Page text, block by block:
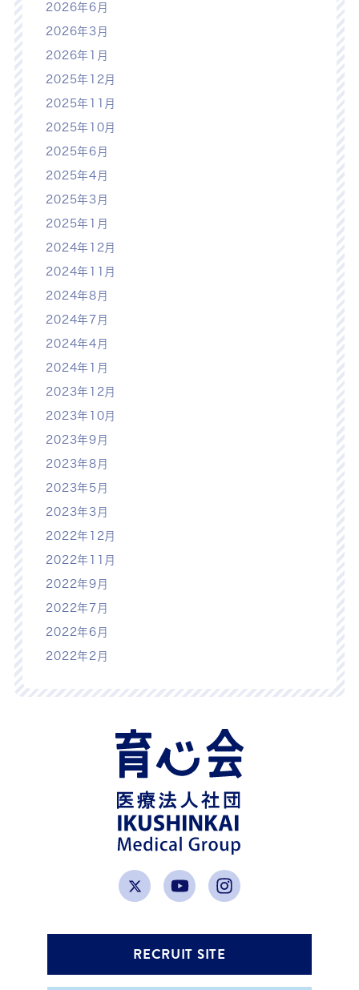
2026年6月
2026年3月
2026年1月
2025年12月
2025年11月
2025年10月
2025年6月
2025年4月
2025年3月
2025年1月
2024年12月
2024年11月
2024年8月
2024年7月
2024年4月
2024年1月
2023年12月
2023年10月
2023年9月
2023年8月
2023年5月
2023年3月
2022年12月
2022年11月
2022年9月
2022年7月
2022年6月
2022年2月
RECRUIT SITE